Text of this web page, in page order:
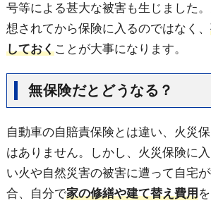
号等による甚大な被害も生じました
想されてから保険に入るのではなく、
しておくことが大事になります。
無保険だとどうなる？
自動車の自賠責保険とは違い、火災
はありません。しかし、火災保険に
い火や自然災害の被害に遭って自宅
合、自分で家の修繕や建て替え費用